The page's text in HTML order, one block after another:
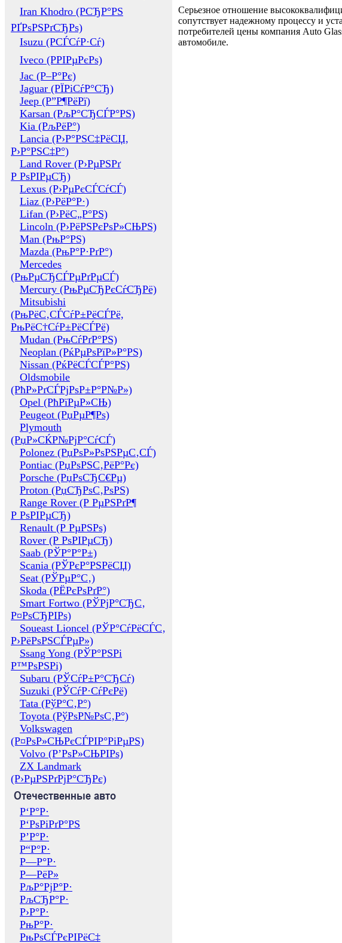
Iran Khodro (РСЂР°РЅ
РҐРѕРЅРґСЂРѕ)
Isuzu (РСЃСѓР·Сѓ)
Iveco (РРІРµРєРѕ)
Jac (Р–Р°Рє)
Jaguar (РЇРіСѓР°СЂ)
Jeep (Р”Р¶РёРї)
Karsan (РљР°СЂСЃР°РЅ)
Kia (РљРёР°)
Lancia (Р›Р°РЅС‡РёСЏ,
Р›Р°РЅС‡Р°)
Land Rover (Р›РµРЅРґ
Р РѕРІРµСЂ)
Lexus (Р›РµРєСЃСѓСЃ)
Liaz (Р›РёР°Р·)
Lifan (Р›РёС„Р°РЅ)
Lincoln (Р›РёРЅРєРѕР»СЊРЅ)
Man (РњР°РЅ)
Mazda (РњР°Р·РґР°)
Mercedes
(РњРµСЂСЃРµРґРµСЃ)
Mercury (РњРµСЂРєСѓСЂРё)
Mitsubishi
(РњРёС‚СЃСѓР±РёСЃРё,
РњРёС†СѓР±РёСЃРё)
Mudan (РњСѓРґР°РЅ)
Neoplan (РќРµРѕРїР»Р°РЅ)
Nissan (РќРёСЃСЃР°РЅ)
Oldsmobile
(РћР»РґСЃРјРѕР±Р°Р№Р»)
Opel (РћРїРµР»СЊ)
Peugeot (РџРµР¶Рѕ)
Plymouth
(РџР»СЌР№РјР°СѓСЃ)
Polonez (РџРѕР»РѕРЅРµС‚СЃ)
Pontiac (РџРѕРЅС‚РёР°Рє)
Porsche (РџРѕСЂС€Рµ)
Proton (РџСЂРѕС‚РѕРЅ)
Range Rover (Р РµРЅРґР¶
Р РѕРІРµСЂ)
Renault (Р РµРЅРѕ)
Rover (Р РѕРІРµСЂ)
Saab (РЎР°Р°Р±)
Scania (РЎРєР°РЅРёСЏ)
Seat (РЎРµР°С‚)
Skoda (РЁРєРѕРґР°)
Smart Fortwo (РЎРјР°СЂС‚
Р¤РѕСЂРІРѕ)
Soueast Lioncel (РЎР°СѓРёСЃС‚
Р›РёРѕРЅСЃРµР»)
Ssang Yong (РЎР°РЅРі
Р™РѕРЅРі)
Subaru (РЎСѓР±Р°СЂСѓ)
Suzuki (РЎСѓР·СѓРєРё)
Tata (РўР°С‚Р°)
Toyota (РўРѕР№РѕС‚Р°)
Volkswagen
(Р¤РѕР»СЊРєСЃРІР°РіРµРЅ)
Volvo (Р’РѕР»СЊРІРѕ)
ZX Landmark
(Р›РµРЅРґРјР°СЂРє)
Отечественные авто
Р‘Р°Р·
Р‘РѕРіРґР°РЅ
Р’Р°Р·
Р“Р°Р·
Р—Р°Р·
Р—РёР»
РљР°РјР°Р·
РљСЂР°Р·
Р›Р°Р·
РњР°Р·
РњРѕСЃРєРІРёС‡
Серьезное отношение
сопутствует надежному процессу и
потребителей цены компания Auto
автомобиле.